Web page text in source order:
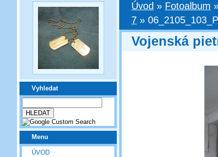
Vyhledat
Menu
ÚVOD
Úvod » Fotoalbum
7 »
Vojenská